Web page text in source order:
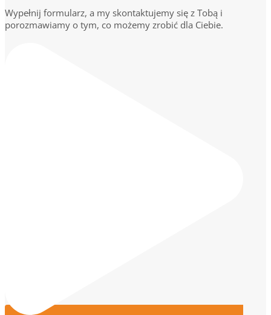
Wypełnij formularz, a my skontaktujemy się z Tobą i
porozmawiamy o tym, co możemy zrobić dla Ciebie.